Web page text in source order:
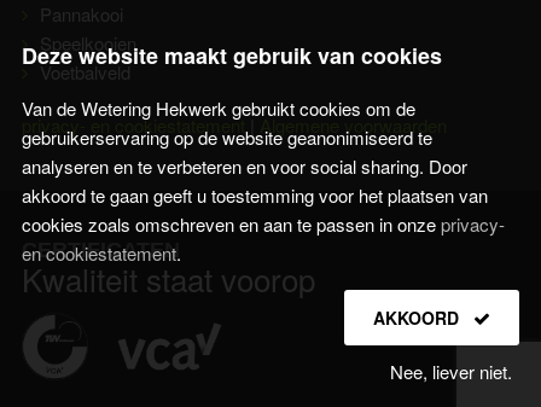
Pannakooi
Speelkooien
Voetbalveld
privacy- en cookiestatement| Algemene voorwaarden
CERTIFICATEN
Kwaliteit staat voorop
Deze website maakt gebruik van cookies
Van de Wetering Hekwerk gebruikt cookies om de
gebruikerservaring op de website geanonimiseerd te
analyseren en te verbeteren en voor social sharing. Door
akkoord te gaan geeft u toestemming voor het plaatsen van
cookies zoals omschreven en aan te passen in onzeprivacy-
en cookiestatement.
AKKOORD
Nee, liever niet.